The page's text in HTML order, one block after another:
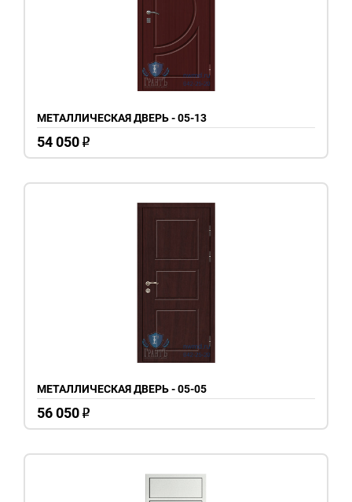
МЕТАЛЛИЧЕСКАЯ ДВЕРЬ - 05-13
54 050 o
МЕТАЛЛИЧЕСКАЯ ДВЕРЬ - 05-05
56 050 o